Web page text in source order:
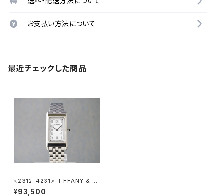
お支払い方法について
最近チェックした商品
<2312-4231> TIFFANY & C
o. CLASSIC
¥93,500